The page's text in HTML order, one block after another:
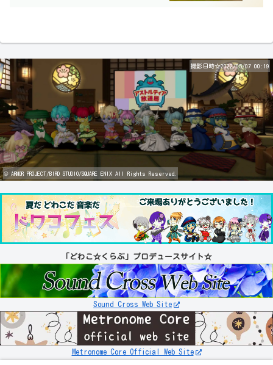
撮影日時☆2022/05/07 00:19
© ARMOR PROJECT/BIRD STUDIO/SQUARE ENIX All Rights Reserved.
「どわこ☆くらぶ」プロデュースサイト☆
Sound Cross Web Site
Metronome Core Official Web Site